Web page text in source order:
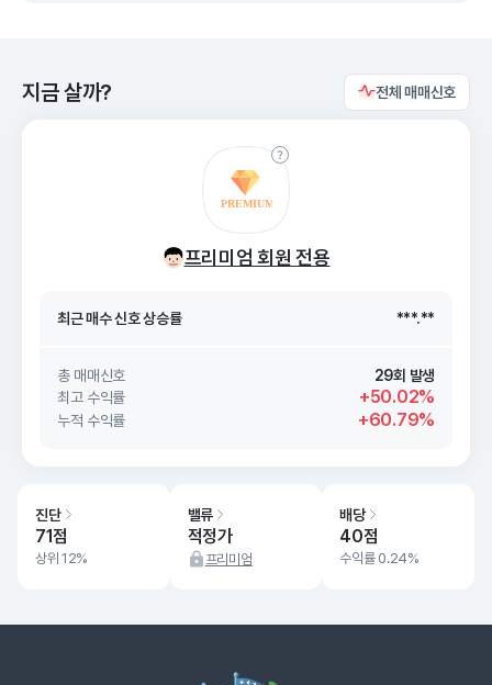
지금 살까? 전체 매매신호
프리미엄 회원 전용
26. 08/10
최근 매수 신호 상승률 ***.**
최근 매수 신호 ***.**
총 매매신호
29회 발생
최고 수익률
+50.02%
누적 수익률 +60.79%
진단
71점
상위 12%
밸류
적정가
프리미엄
배당
40점
수익률 0.24%